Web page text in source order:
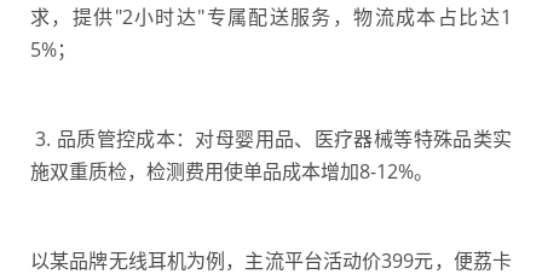
求，提供"2小时达"专属配送服务，物流成本占比达1
5%；
3. 品质管控成本：对母婴用品、医疗器械等特殊品类实
施双重质检，检测费用使单品成本增加8-12%。
以某品牌无线耳机为例，主流平台活动价399元，便荔卡